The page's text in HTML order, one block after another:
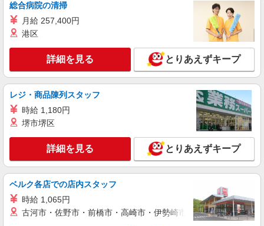
キープ 詳細を見る
ライフ勝どきミッド店（店舗コード667）
NEW
時給1,250円以上 日曜祝日 時給1,350円以上 17
時以降 時給1,350円以上 20時以降 時給1,450円以
ライフ勝どきミッド店 東京都中央区勝どき4-6-
キープ 詳細を見る
ライフ勝どきミッド店（店舗コード667）
NEW
時給1,300円
総合病院の清掃
月給 257,400円
港区
詳細を見る とりあえずキープ
レジ・商品陳列スタッフ
時給 1,180円
堺市堺区
詳細を見る とりあえずキープ
ベルク各店での店内スタッフ
時給 1,065円
古河市・佐野市・前橋市・高崎市・伊勢崎市・太田市・館林市